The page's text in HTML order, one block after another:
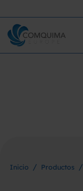
Inicio / Productos /